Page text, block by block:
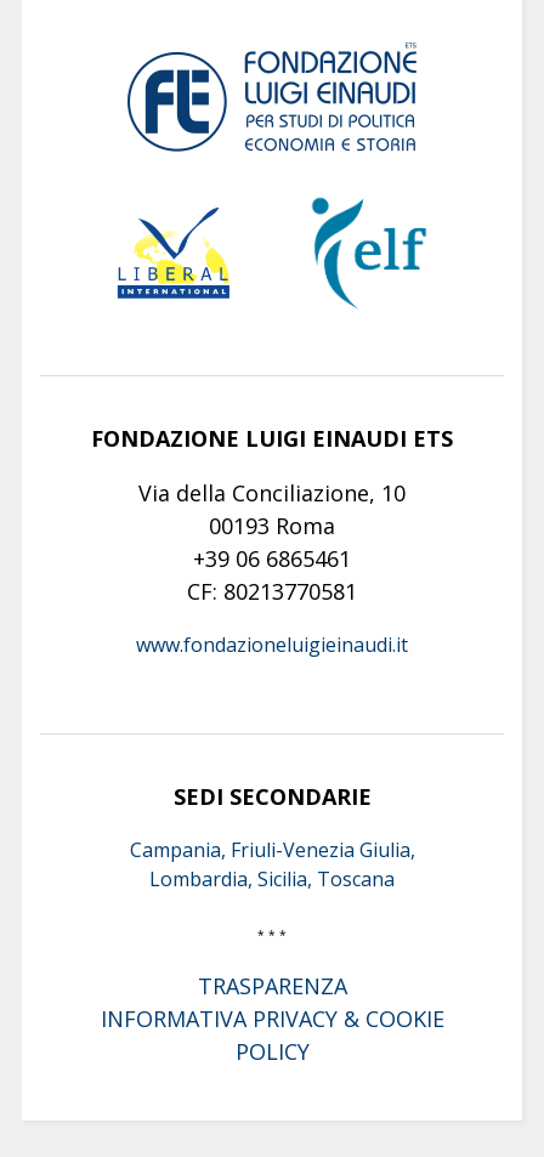
FONDAZIONE LUIGI EINAUDI ETS
Via della Conciliazione, 10
00193 Roma
+39 06 6865461
CF: 80213770581
www.fondazioneluigieinaudi.it
SEDI SECONDARIE
Campania, Friuli-Venezia Giulia,
Lombardia, Sicilia, Toscana
* * *
TRASPARENZA
INFORMATIVA PRIVACY & COOKIE
POLICY